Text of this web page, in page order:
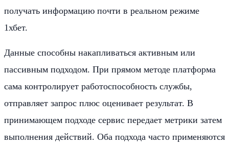
получать информацию почти в реальном режиме
1хбет.
Данные способны накапливаться активным или
пассивным подходом. При прямом методе платформа
сама контролирует работоспособность службы,
отправляет запрос плюс оценивает результат. В
принимающем подходе сервис передает метрики затем
выполнения действий. Оба подхода часто применяются